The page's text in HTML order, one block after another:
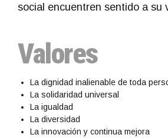
social encuentren sentido a su
Valores
La dignidad inalienable de toda
La solidaridad universal
La igualdad
La diversidad
La innovación y continua mejora